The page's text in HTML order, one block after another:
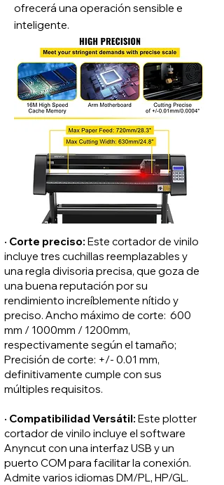
ofrecerá una operación sensible e
inteligente.
· Corte preciso: Este cortador de vinilo
incluye tres cuchillas reemplazables y
una regla divisoria precisa, que goza de
una buena reputación por su
rendimiento increíblemente nítido y
preciso. Ancho máximo de corte: 600
mm / 1000mm / 1200mm,
respectivamente según el tamaño;
Precisión de corte: +/- 0.01 mm,
definitivamente cumple con sus
múltiples requisitos.
· Compatibilidad Versátil: Este plotter
cortador de vinilo incluye el software
Anyncut con una interfaz USB y un
puerto COM para facilitar la conexión.
Admite varios idiomas DM/PL, HP/GL.